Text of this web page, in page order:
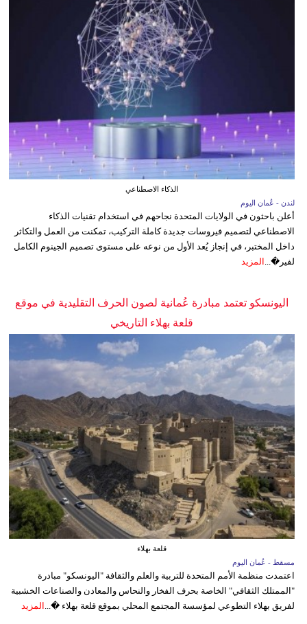
الذكاء الاصطناعي
لندن - عُمان اليوم
أعلن باحثون في الولايات المتحدة نجاحهم في استخدام تقنيات الذكاء
الاصطناعي لتصميم فيروسات جديدة كاملة التركيب، تمكنت من العمل والتكاثر
داخل المختبر، في إنجاز يُعد الأول من نوعه على مستوى تصميم الجينوم الكامل
لفير�...
المزيد
اليونسكو تعتمد مبادرة عُمانية لصون الحرف التقليدية في موقع
قلعة بهلاء التاريخي
قلعة بهلاء
مسقط - عُمان اليوم
اعتمدت منظمة الأمم المتحدة للتربية والعلم والثقافة "اليونسكو" مبادرة
"الممتلك الثقافي" الخاصة بحرف الفخار والنحاس والمعادن والصناعات الخشبية
لفريق بهلاء التطوعي لمؤسسة المجتمع المحلي بموقع قلعة بهلاء �... المزيد